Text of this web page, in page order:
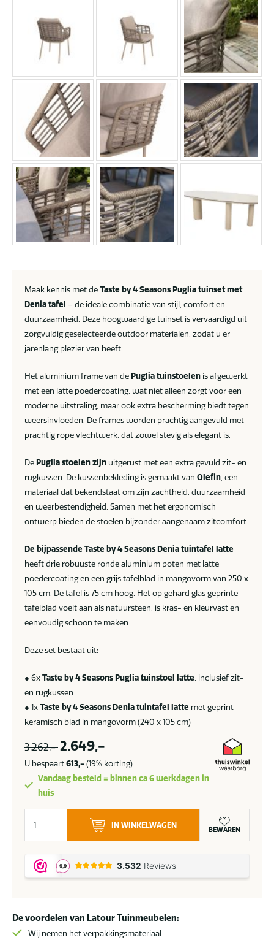
Maak kennis met deTaste by 4 Seasons Puglia tuinset met
Denia tafel – de ideale combinatie van stijl, comfort en
duurzaamheid. Deze hoogwaardige tuinset is vervaardigd uit
zorgvuldig geselecteerde outdoor materialen, zodat u er
jarenlang plezier van heeft.
Het aluminium frame van dePuglia tuinstoelen is afgewerkt
met een latte poedercoating, wat niet alleen zorgt voor een
moderne uitstraling, maar ook extra bescherming biedt tegen
weersinvloeden. De frames worden prachtig aangevuld met
prachtig rope vlechtwerk, dat zowel stevig als elegant is.
DePuglia stoelen zijn uitgerust met een extra gevuld zit- en
rugkussen. De kussenbekleding is gemaakt van Olefin , een
materiaal dat bekendstaat om zijn zachtheid, duurzaamheid
en weerbestendigheid. Samen met het ergonomisch
ontwerp bieden de stoelen bijzonder aangenaam zitcomfort.
De bijpassende Taste by 4 Seasons Denia tuintafel latte
heeft drie robuuste ronde aluminium poten met latte
poedercoating en een grijs tafelblad in mangovorm van 250 x
105 cm. De tafel is 75 cm hoog. Het op gehard glas geprinte
tafelblad voelt aan als natuursteen, is kras- en kleurvast en
eenvoudig schoon te maken.
Deze set bestaat uit:
● 6xTaste by 4 Seasons Puglia tuinstoel latte , inclusief zit-
en rugkussen
● 1xTaste by 4 Seasons Denia tuintafel latte met geprint
keramisch blad in mangovorm (240 x 105 cm)
3.262,- 2.649,-
U bespaart613,-(19% korting)
Vandaag besteld = binnen ca 6 werkdagen in
huis
Seasons
Puglia
met
Denia
IN WINKELWAGEN
BEWAREN
De voordelen van Latour Tuinmeubelen:
Wij nemen het verpakkingsmateriaal